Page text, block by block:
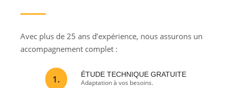
Avec plus de 25 ans d’expérience, nous assurons un
accompagnement complet :
1. ÉTUDE TECHNIQUE GRATUITE
Adaptation à vos besoins.